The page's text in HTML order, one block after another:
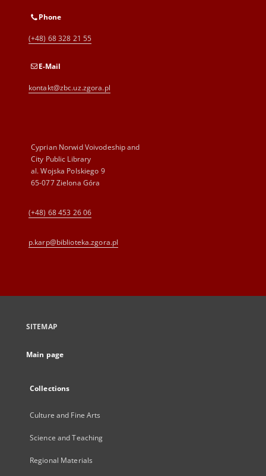
Phone
(+48) 68 328 21 55
E-Mail
kontakt@zbc.uz.zgora.pl
Cyprian Norwid Voivodeship and
City Public Library
al. Wojska Polskiego 9
65-077 Zielona Góra
(+48) 68 453 26 06
p.karp@biblioteka.zgora.pl
SITEMAP
Main page
Collections
Culture and Fine Arts
Science and Teaching
Regional Materials